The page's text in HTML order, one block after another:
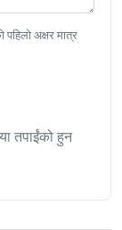
पहिलो अक्षर मात्र
तपाईंको हुन